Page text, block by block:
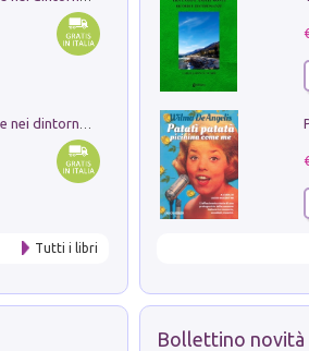
Tutti i libri
Bollettino